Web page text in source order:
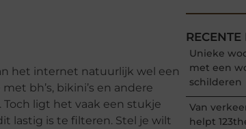
het internet natuurlijk wel een
bh’s, bikini’s en andere
Toch ligt het vaak een stukje
lastig is te filteren. Stel je wilt
RECENTE
Unieke
met een
schilderen
Van
helpt